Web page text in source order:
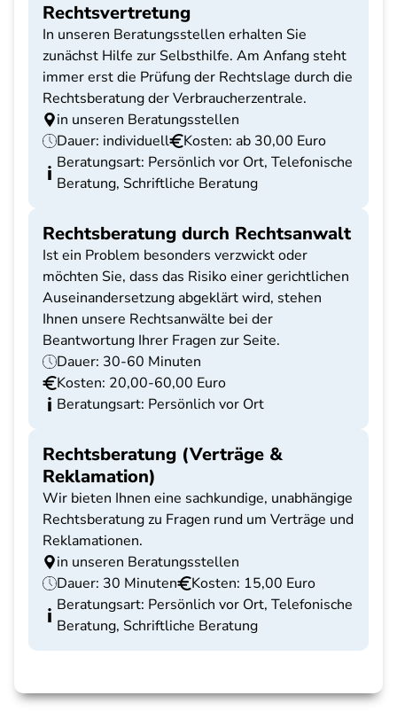
Rechtsvertretung
In unseren Beratungsstellen erhalten Sie
zunächst Hilfe zur Selbsthilfe. Am Anfang steht
immer erst die Prüfung der Rechtslage durch die
Rechtsberatung der Verbraucherzentrale.
in unseren Beratungsstellen
Dauer: individuell
Kosten: ab 30,00 Euro
Beratungsart: Persönlich vor Ort, Telefonische
Beratung, Schriftliche Beratung
Rechtsberatung durch Rechtsanwalt
Ist ein Problem besonders verzwickt oder
möchten Sie, dass das Risiko einer gerichtlichen
Auseinandersetzung abgeklärt wird, stehen
Ihnen unsere Rechtsanwälte bei der
Beantwortung Ihrer Fragen zur Seite.
Dauer: 30-60 Minuten
Kosten: 20,00-60,00 Euro
Beratungsart: Persönlich vor Ort
Rechtsberatung (Verträge &
Reklamation)
Wir bieten Ihnen eine sachkundige, unabhängige
Rechtsberatung zu Fragen rund um Verträge und
Reklamationen.
in unseren Beratungsstellen
Dauer: 30 Minuten
Kosten: 15,00 Euro
Beratungsart: Persönlich vor Ort, Telefonische
Beratung, Schriftliche Beratung